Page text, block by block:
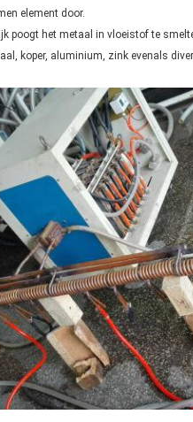
element door.
poogt het metaal in vloeistof te
koper, aluminium, zink evenals